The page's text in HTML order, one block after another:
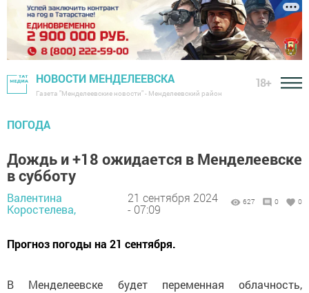
НОВОСТИ МЕНДЕЛЕЕВСКА
Газета "Менделеевские новости" - Менделеевский район
18+
ПОГОДА
Дождь и +18 ожидается в Менделеевске
в субботу
Валентина
Коростелева,
21 сентября 2024
- 07:09
627 0 0
Прогноз погоды на 21 сентября.
В Менделеевске будет переменная облачность,